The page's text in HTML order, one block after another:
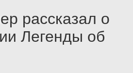
рассказал о
Легенды об